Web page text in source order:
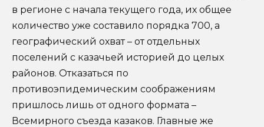
в регионе с начала текущего года, их общее
количество уже составило порядка 700, а
географический охват – от отдельных
поселений с казачьей историей до целых
районов. Отказаться по
противоэпидемическим соображениям
пришлось лишь от одного формата –
Всемирного съезда казаков. Главные же